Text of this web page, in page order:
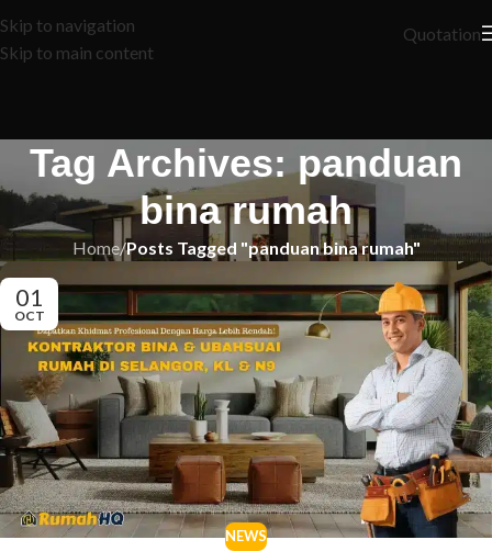
Skip to navigation
Skip to main content
Quotation
Tag Archives: panduan
bina rumah
Home/Posts Tagged "panduan bina rumah"
01
OCT
NEWS